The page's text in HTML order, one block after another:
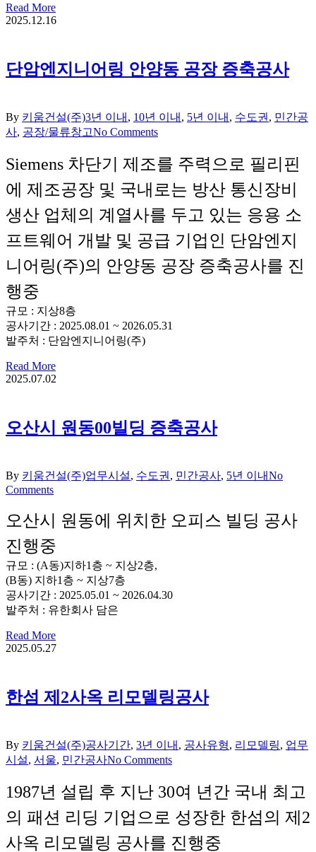
Read More
2025.12.16
단암엔지니어링 안양동 공장 증축공사
By 키움건설(주)3년 이내 , 10년 이내 , 5년 이내 , 수도권 , 민간공
사, 공장/물류창고No Comments
Siemens 차단기 제조를 주력으로 필리핀
에 제조공장 및 국내로는 방산 통신장비
생산 업체의 계열사를 두고 있는 응용 소
프트웨어 개발 및 공급 기업인 단암엔지
니어링(주)의 안양동 공장 증축공사를 진
행중
규모 : 지상8층
공사기간 : 2025.08.01 ~ 2026.05.31
발주처 : 단암엔지니어링(주)
Read More
2025.07.02
오산시 원동00빌딩 증축공사
By 키움건설(주)업무시설, 수도권 , 민간공사, 5년 이내No
Comments
오산시 원동에 위치한 오피스 빌딩 공사
진행중
규모 : (A동)지하1층 ~ 지상2층,
(B동) 지하1층 ~ 지상7층
공사기간 : 2025.05.01 ~ 2026.04.30
발주처 : 유한회사 담은
Read More
2025.05.27
한섬 제2사옥 리모델링공사
By 키움건설(주)공사기간, 3년 이내 , 공사유형, 리모델링, 업무
시설, 서울, 민간공사No Comments
1987년 설립 후 지난 30여 년간 국내 최고
의 패션 리딩 기업으로 성장한 한섬의 제2
사옥 리모델링 공사를 진행중